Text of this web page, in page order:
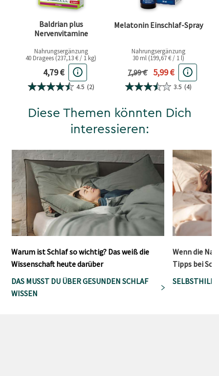
Baldrian plus
Nervenvitamine
Nahrungsergänzung
40 Dragees (237,13 € / 1 kg)
Aktueller Preis
4,79 €
4.5 (2)
Melatonin Einschlaf-Spray
Nahrungsergänzung
30 ml (199,67 € / 1 l)
Vorheriger Preis
7,99 € Aktueller Preis
5,99 €
3.5 (4)
Diese Themen könnten Dich
interessieren:
Warum ist Schlaf so wichtig? Das weiß die
Wissenschaft heute darüber
DAS MUSST DU ÜBER GESUNDEN SCHLAF
WISSEN
Wenn die
Tipps bei